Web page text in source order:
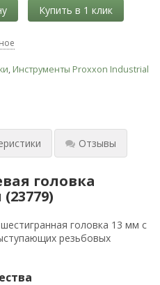
, Инструменты Proxxon Industrial
Отзывы
головка
головка 13 мм с
резьбовых